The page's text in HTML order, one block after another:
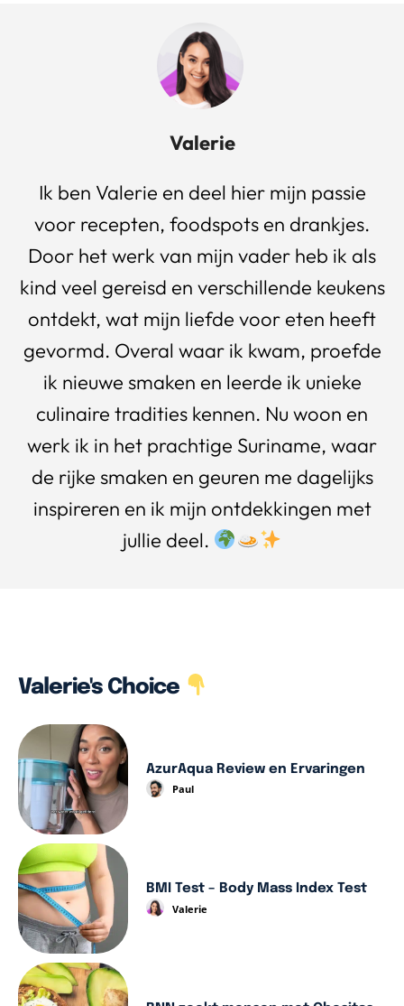
Valerie
Ik ben Valerie en deel hier mijn passie
voor recepten, foodspots en drankjes.
Door het werk van mijn vader heb ik als
kind veel gereisd en verschillende keukens
ontdekt, wat mijn liefde voor eten heeft
gevormd. Overal waar ik kwam, proefde
ik nieuwe smaken en leerde ik unieke
culinaire tradities kennen. Nu woon en
werk ik in het prachtige Suriname, waar
de rijke smaken en geuren me dagelijks
inspireren en ik mijn ontdekkingen met
jullie deel.
Valerie's Choice
AzurAqua Review en Ervaringen
Paul
BMI Test – Body Mass Index Test
Valerie